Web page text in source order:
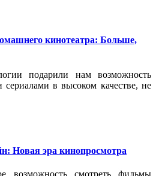
кинотеатра: Больше,
подарили нам возможность
в высоком качестве, не
Новая эра кинопросмотра